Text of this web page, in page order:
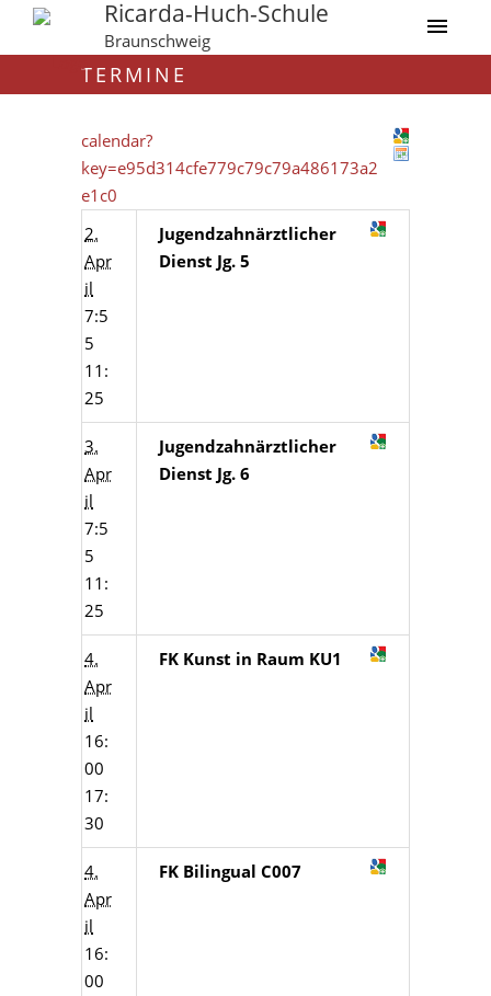
Ricarda-Huch-Schule
Braunschweig
TERMINE
calendar?
key=e95d314cfe779c79c79a486173a2
e1c0
2.
Apr
il
7:5
5
11:
25
Jugendzahnärztlicher
Dienst Jg. 5
3.
Apr
il
7:5
5
11:
25
Jugendzahnärztlicher
Dienst Jg. 6
4.
Apr
il
16:
00
17:
30
FK Kunst in Raum KU1
4.
Apr
il
16:
00
FK Bilingual C007